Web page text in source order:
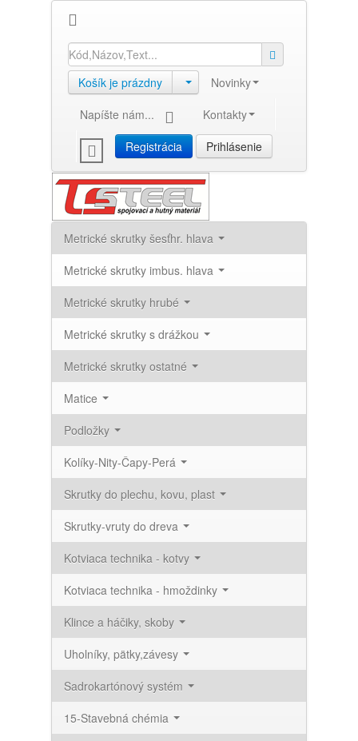
Košík je prázdny
Novinky
Napíšte nám...
Kontakty
Registrácia
Prihlásenie
Metrické skrutky šesťhr. hlava
Metrické skrutky imbus. hlava
Metrické skrutky hrubé
Metrické skrutky s drážkou
Metrické skrutky ostatné
Matice
Podložky
Kolíky-Nity-Čapy-Perá
Skrutky do plechu, kovu, plast
Skrutky-vruty do dreva
Kotviaca technika - kotvy
Kotviaca technika - hmoždinky
Klince a háčiky, skoby
Uholníky, pätky,závesy
Sadrokartónový systém
15-Stavebná chémia